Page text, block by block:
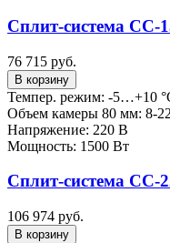
Сплит-система СС-
76 715 руб.
В корзину
Темпер. режим: -5…+10
Объем камеры 80 мм: 8-
Напряжение: 220 В
Мощность: 1500 Вт
Сплит-система СС-
106 974 руб.
В корзину